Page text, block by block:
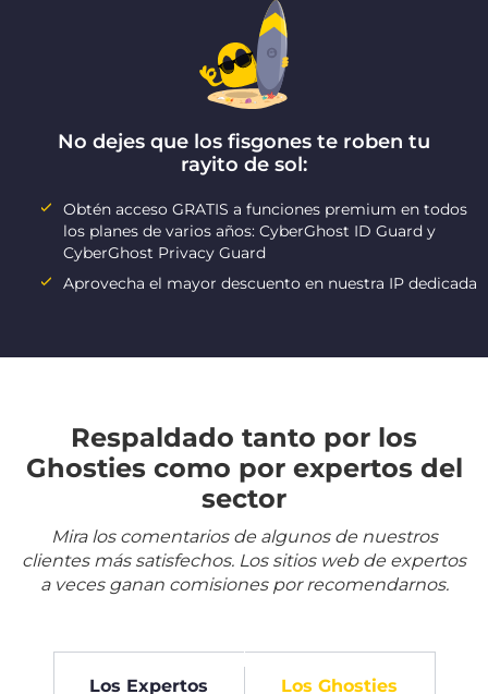
No dejes que los fisgones te roben tu
rayito de sol:
Obtén acceso GRATIS a funciones premium en todos
los planes de varios años: CyberGhost ID Guard y
CyberGhost Privacy Guard
Aprovecha el mayor descuento en nuestra IP dedicada
Respaldado tanto por los
Ghosties como por expertos del
sector
Mira los comentarios de algunos de nuestros
clientes más satisfechos. Los sitios web de expertos
a veces ganan comisiones por recomendarnos.
Los Expertos Los Ghosties